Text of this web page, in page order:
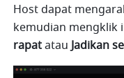
Host dapat
kemudian mengklik
rapat atau Jadikan